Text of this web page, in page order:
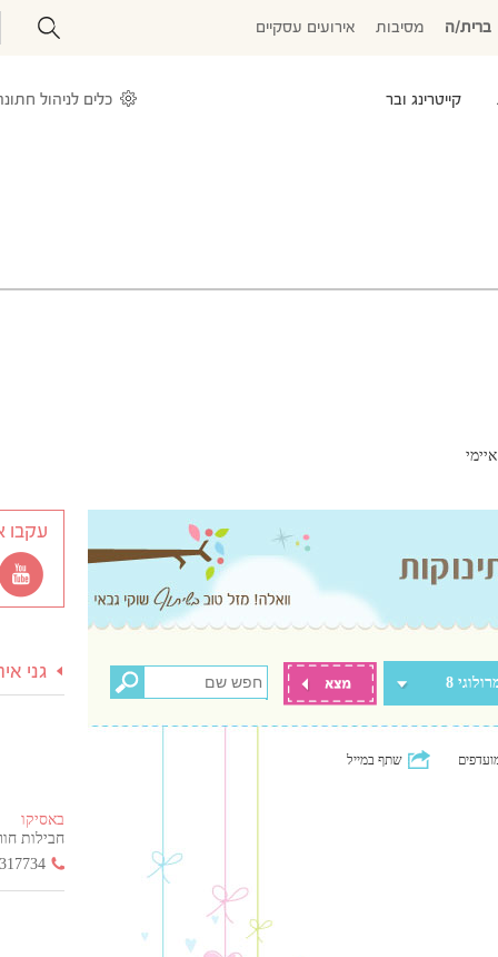
ברית/ה מסיבות אירועים עסקיים
קייטרינג ובר כלים לניהול
8
שתף במייל
עקבו
גני
באסיקו
חבילות